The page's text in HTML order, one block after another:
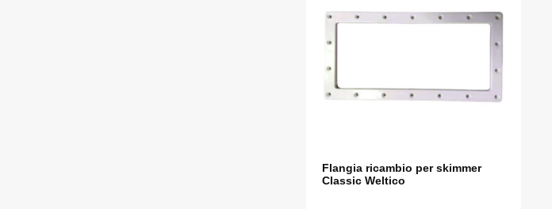
Flangia ricambio per skimmer
Classic Weltico